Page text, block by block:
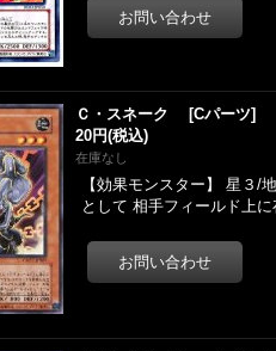
Ｃ・スネーク [Cパーツ]
20円(税込)
在庫なし
【効果モンスター】 星３/
として 相手フィールド上